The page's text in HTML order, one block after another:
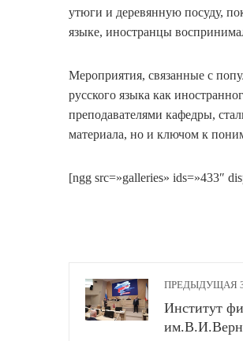
утюги и деревянную посуду,
языке, иностранцы
Мероприятия, связанные с
русского языка как
преподавателями кафедры,
материала, но и ключом к
[ngg src=»galleries» ids=»433″
ПРЕДЫДУЩАЯ
Институт